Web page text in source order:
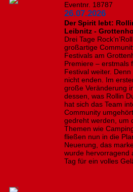
Eventnr. 18787
26.07.2026
Der Spirit lebt:
Leibnitz -
Drei Tage
großartige
Festivals am
Premiere – erstmals
Festival weiter.
nicht enden. Im
große Veränderung
dessen, was Rollin
hat sich das Team
Community
gedreht werden, um
Themen wie
fließen nun in die
Neuerung, das
wurde hervorragend
Tag für ein volles